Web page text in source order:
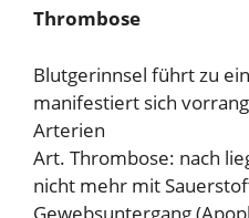
Thrombose
Blutgerinnsel führt zu
manifestiert sich
Arterien
Art. Thrombose: nach
nicht mehr mit
Gewebsuntergang